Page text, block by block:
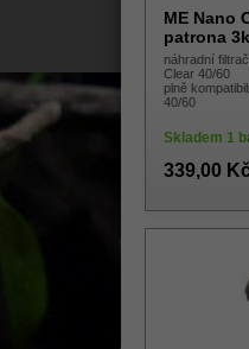
ME Nano
patrona
náhradní
Clear 40/60
plně
40/60
Skladem 1
339,00